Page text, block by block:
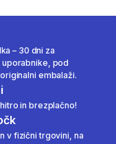
– 30 dni za
pod
embalaži.
in brezplačno!
v fizični trgovini, na